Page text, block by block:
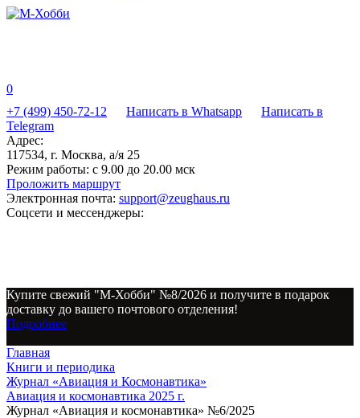
0
+7 (499) 450-72-12
Написать в Whatsapp
Написать в
Telegram
Адрес:
117534, г. Москва, а/я 25
Режим работы: с 9.00 до 20.00 мск
Проложить маршрут
Электронная почта: support@zeughaus.ru
Соцсети и мессенджеры:
Купите свежий "М-Хобби" №8/2026 и получите в подарок
доставку до вашего почтового отделения!
Подробнее
Главная
Книги и периодика
Журнал «Авиация и Космонавтика»
Авиация и космонавтика 2025 г.
Журнал «Авиация и космонавтика» №6/2025